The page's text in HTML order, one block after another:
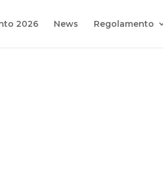
2026 News Regolamento